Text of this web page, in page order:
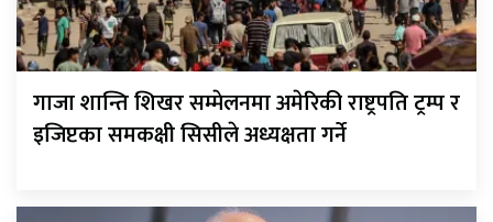
गाजा शान्ति शिखर सम्मेलनमा अमेरिकी राष्ट्रपति ट्रम्प र
इजिप्टका समकक्षी सिसीले अध्यक्षता गर्ने